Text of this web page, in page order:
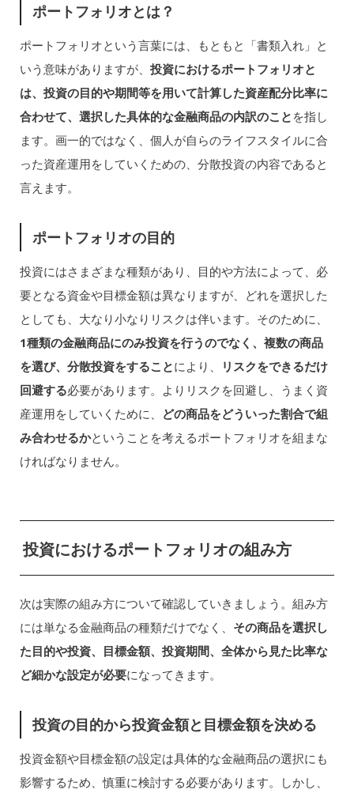
ポートフォリオとは？
ポートフォリオという言葉には、もともと「書類入れ」と
いう意味がありますが、 投資におけるポートフォリオと
は、投資の目的や期間等を用いて計算した資産配分比率に
合わせて、選択した具体的な金融商品の内訳のこと を指し
ます。画一的ではなく、個人が自らのライフスタイルに合
った資産運用をしていくための、分散投資の内容であると
言えます。
ポートフォリオの目的
投資にはさまざまな種類があり、目的や方法によって、必
要となる資金や目標金額は異なりますが、どれを選択した
としても、大なり小なりリスクは伴います。そのために、
1種類の金融商品にのみ投資を行うのでなく、複数の商品
を選び、分散投資をすることにより、
リスクをできるだけ
回避する必要があります。よりリスクを回避し、うまく資
産運用をしていくために、
どの商品をどういった割合で組
み合わせるかということを考えるポートフォリオを組まな
ければなりません。
投資におけるポートフォリオの組み方
次は実際の組み方について確認していきましょう。組み方
には単なる金融商品の種類だけでなく、 その商品を選択し
た目的や投資、目標金額、投資期間、全体から見た比率な
ど細かな設定が必要になってきます。
投資の目的から投資金額と目標金額を決める
投資金額や目標金額の設定は具体的な金融商品の選択にも
影響するため、慎重に検討する必要があります。しかし、